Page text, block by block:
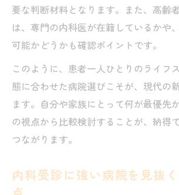
要な判断材料となります。また、高齢
は、専門の内科医が在籍しているかや
可能かどうかも確認ポイントです。
このように、患者一人ひとりのライフ
態に合わせた病院選びこそが、現代の
ます。自分や家族にとって何が最優先
の視点から比較検討することが、納得
つながります。
内科受診に強い病院を見抜